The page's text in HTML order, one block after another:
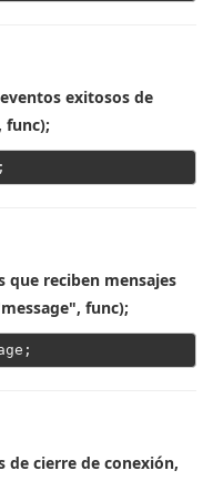
exitosos de
func);
que reciben mensajes
func);
de cierre de conexión,